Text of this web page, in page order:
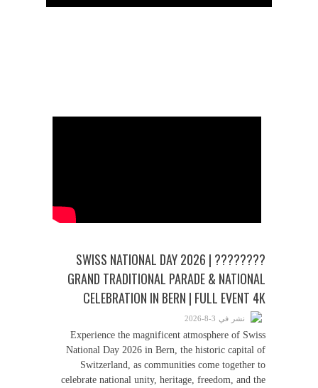
تواصل معنا الرئيسية
???????? SWISS NATIONAL DAY 2026 |
GRAND TRADITIONAL PARADE & NATIONAL
CELEBRATION IN BERN | FULL EVENT 4K
نشر في 3-8-2026
Experience the magnificent atmosphere of Swiss
National Day 2026 in Bern, the historic capital of
Switzerland, as communities come together to
celebrate national unity, heritage, freedom, and the